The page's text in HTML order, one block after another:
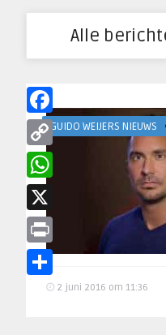
Alle
GUIDO WEIJERS NIEUWS
2 juni 2016 om 11:36
Facebook
Copy
Link
WhatsApp
X
Print
Delen